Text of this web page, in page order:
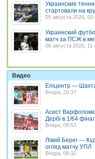
Украинские
стартовали на
05 августа 2026,
Украинский
матч за ПСЖ в
06 августа 2026,
Видео
Епіцентр —
Вчера, 20:37
Асист
Дербі в 1/64
Вчера, 09:53
Лівий Берег —
огляд матчу УПЛ
Вчера, 09:32